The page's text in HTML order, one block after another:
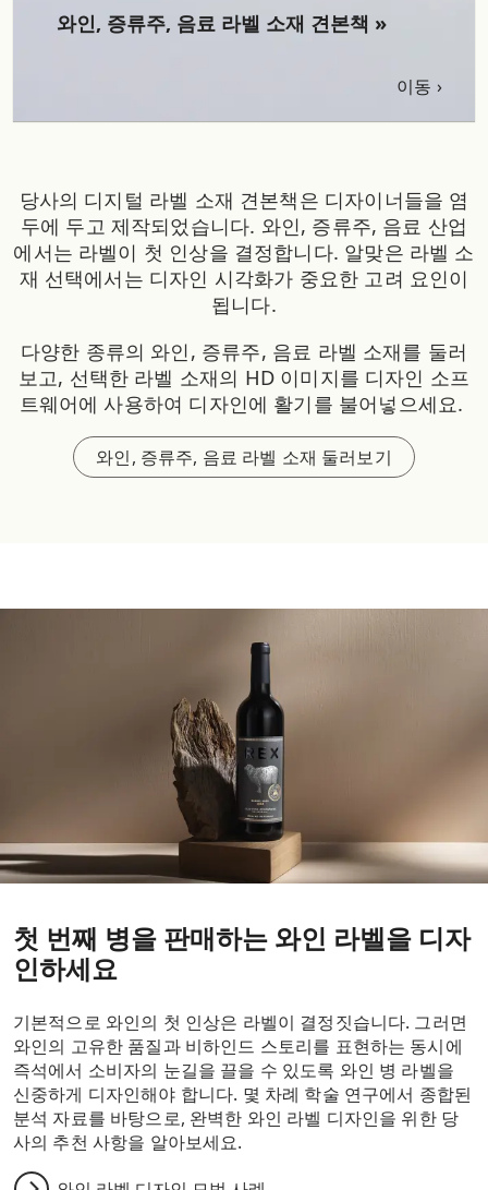
와인, 증류주, 음료 라벨 소재 견본책 »
이동
당사의 디지털 라벨 소재 견본책은 디자이너들을 염
두에 두고 제작되었습니다. 와인, 증류주, 음료 산업
에서는 라벨이 첫 인상을 결정합니다. 알맞은 라벨 소
재 선택에서는 디자인 시각화가 중요한 고려 요인이
됩니다.
다양한 종류의 와인, 증류주, 음료 라벨 소재를 둘러
보고, 선택한 라벨 소재의 HD 이미지를 디자인 소프
트웨어에 사용하여 디자인에 활기를 불어넣으세요.
와인, 증류주, 음료 라벨 소재 둘러보기
첫 번째 병을 판매하는 와인 라벨을 디자
인하세요
기본적으로 와인의 첫 인상은 라벨이 결정짓습니다. 그러면
와인의 고유한 품질과 비하인드 스토리를 표현하는 동시에
즉석에서 소비자의 눈길을 끌을 수 있도록 와인 병 라벨을
신중하게 디자인해야 합니다. 몇 차례 학술 연구에서 종합된
분석 자료를 바탕으로, 완벽한 와인 라벨 디자인을 위한 당
사의 추천 사항을 알아보세요.